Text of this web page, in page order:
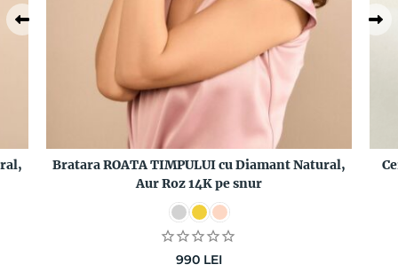
Bratara ROATA TIMPULUI cu Diamant Natural,
Aur Roz 14K pe snur
990 LEI